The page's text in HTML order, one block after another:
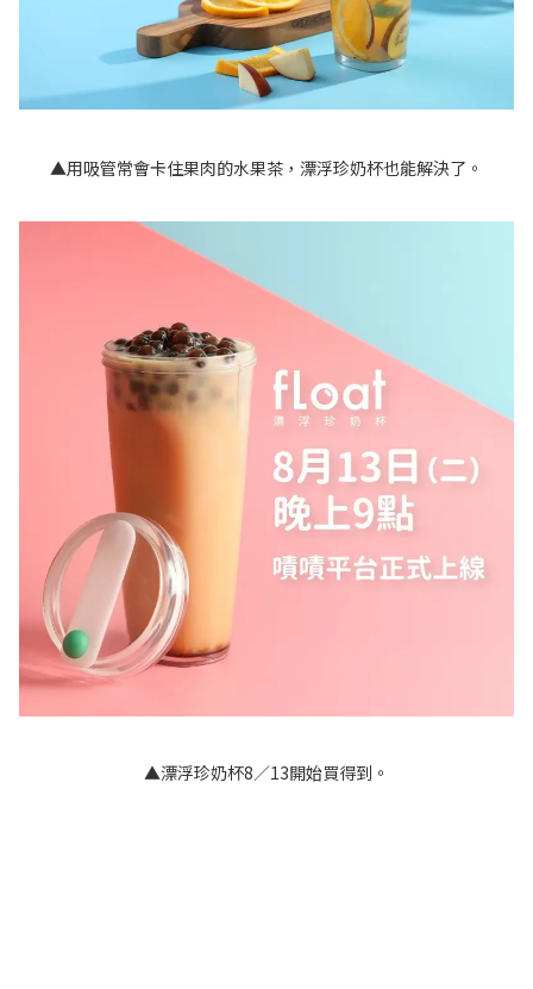
▲用吸管常會卡住果肉的水果茶，漂浮珍奶杯也能解決了。
▲漂浮珍奶杯8／13開始買得到。